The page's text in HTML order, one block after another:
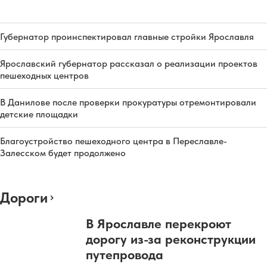
Губернатор проинспектировал главные стройки Ярославля
Ярославский губернатор рассказал о реализации проектов
пешеходных центров
В Данилове после проверки прокуратуры отремонтировали
детские площадки
Благоустройство пешеходного центра в Переславле-
Залесском будет продолжено
Дороги
В Ярославле перекроют
дорогу из-за реконструкции
путепровода